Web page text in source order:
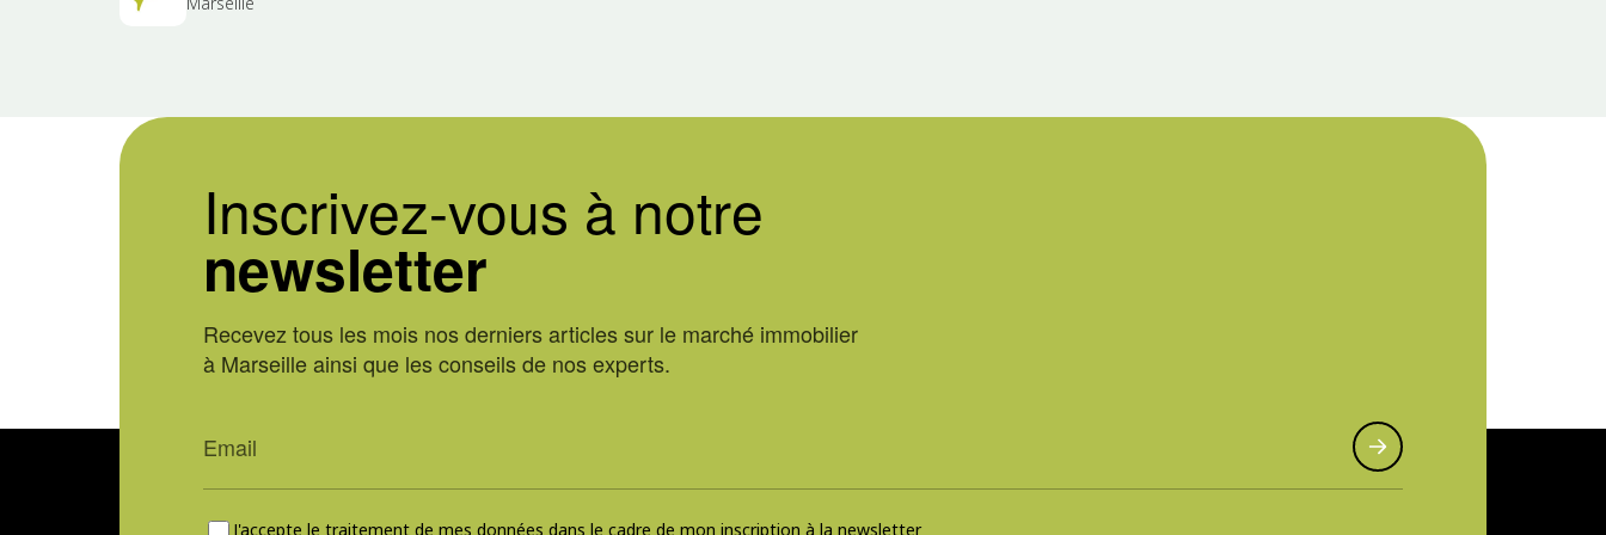
Inscrivez-vous à notre
newsletter
Recevez tous les mois nos derniers articles sur le marché immobilier
à Marseille ainsi que les conseils de nos experts.
J'accepte le traitement de mes données dans le cadre de mon inscription à la newsletter